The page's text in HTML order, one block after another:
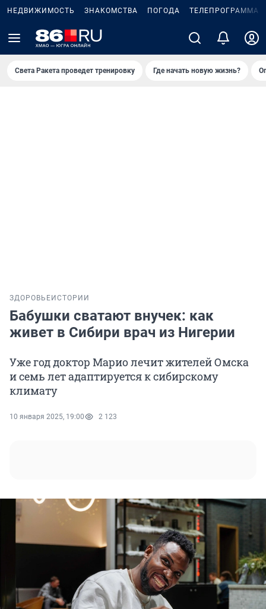
НЕДВИЖИМОСТЬ ЗНАКОМСТВА ПОГОДА ТЕЛЕПРОГРАММА
Света Ракета проведет тренировку Где начать новую жизнь?
ЗДОРОВЬЕ ИСТОРИИ
Бабушки сватают внучек: как
живет в Сибири врач из Нигерии
Уже год доктор Марио лечит жителей Омска
и семь лет адаптируется к сибирскому
климату
10 января 2025, 19:00 2 123